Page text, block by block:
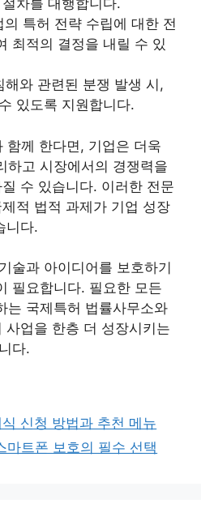
차를 대행합니다.
특허 전략 수립에 대한 전
최적의 결정을 내릴 수 있
와 관련된 분쟁 발생 시,
있도록 지원합니다.
함께 한다면, 기업은 더욱
하고 시장에서의 경쟁력을
수 있습니다. 이러한 전문
적 법적 과제가 기업 성장
니다.
술과 아이디어를 보호하기
필요합니다. 필요한 모든
는 국제특허 법률사무소와
사업을 한층 더 성장시키는
다.
신청 방법과 추천 메뉴
트폰 보호의 필수 선택